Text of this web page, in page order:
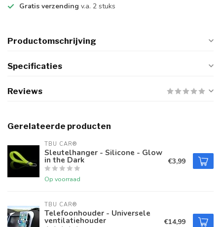
Gratis verzending v.a. 2 stuks
Productomschrijving
Specificaties
Reviews
Gerelateerde producten
TBU CAR®
Sleutelhanger - Silicone - Glow
in the Dark
Op voorraad
€3,99
TBU CAR®
Telefoonhouder - Universele
ventilatiehouder €14,99